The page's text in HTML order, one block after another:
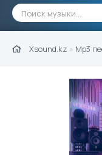
Xsound.kz » Mp3